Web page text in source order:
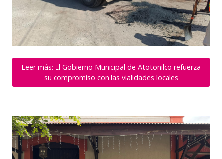
Leer más: El Gobierno Municipal de Atotonilco refuerza
su compromiso con las vialidades locales